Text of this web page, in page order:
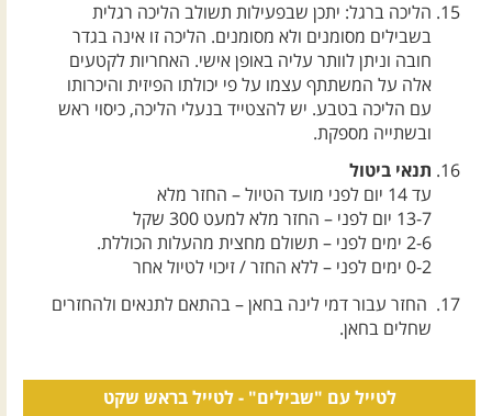
הליכה ברגל: יתכן שבפעילות תשולב הליכה רגלית
בשבילים מסומנים ולא מסומנים. הליכה זו אינה בגדר
חובה וניתן לוותר עליה באופן אישי. האחריות לקטעים
אלה על המשתתף עצמו על פי יכולתו הפיזית והיכרותו
עם הליכה בטבע. יש להצטייד בנעלי הליכה, כיסוי ראש
ובשתייה מספקת.
תנאי ביטול
עד 14 יום לפני מועד הטיול – החזר מלא
13-7 יום לפני – החזר מלא למעט 300 שקל
2-6 ימים לפני – תשולם מחצית מהעלות הכוללת.
0-2 ימים לפני – ללא החזר / זיכוי לטיול אחר
החזר עבור דמי לינה בחאן – בהתאם לתנאים ולהחזרים
שחלים בחאן.
לטייל עם "שבילים" -לטייל בראש שקט